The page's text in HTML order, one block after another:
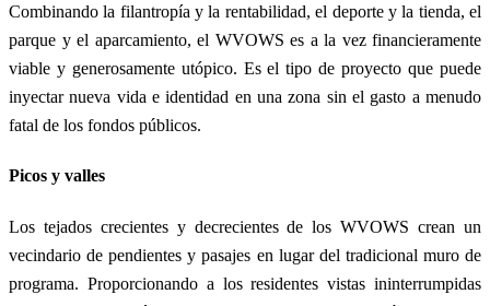
Combinando la filantropía y la rentabilidad, el deporte y la tienda, el
parque y el aparcamiento, el WVOWS es a la vez financieramente
viable y generosamente utópico. Es el tipo de proyecto que puede
inyectar nueva vida e identidad en una zona sin el gasto a menudo
fatal de los fondos públicos.
Picos y valles
Los tejados crecientes y decrecientes de los WVOWS crean un
vecindario de pendientes y pasajes en lugar del tradicional muro de
programa. Proporcionando a los residentes vistas ininterrumpidas